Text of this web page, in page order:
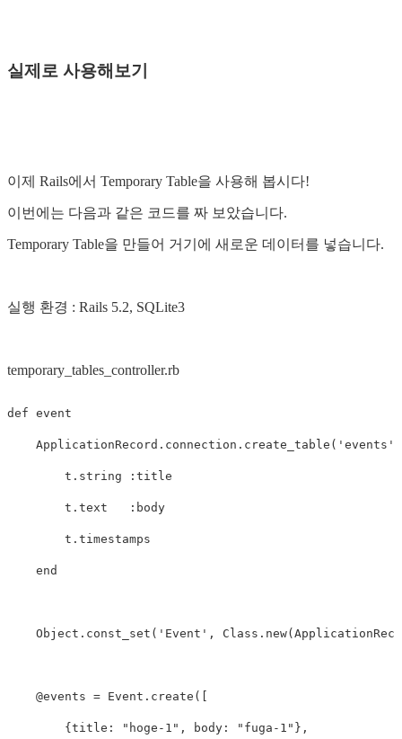
실제로 사용해보기
이제 Rails에서 Temporary Table을 사용해 봅시다!
이번에는 다음과 같은 코드를 짜 보았습니다.
Temporary Table을 만들어 거기에 새로운 데이터를 넣습니다.
실행 환경 : Rails 5.2, SQLite3
temporary_tables_controller.rb
def event
ApplicationRecord . connection . create_table ( 'events'
t . string :title
t . text :body
t . timestamps
end
Object . const_set ( 'Event' , Class . new(
@events = Event . create ([
{ title: "hoge-1" , body: "fuga-1" },